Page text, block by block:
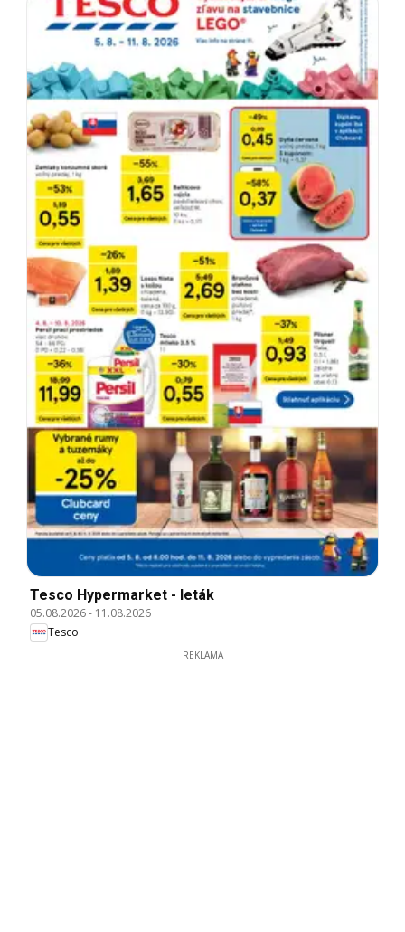
Tesco Hypermarket - leták
05.08.2026- 11.08.2026
Tesco
REKLAMA